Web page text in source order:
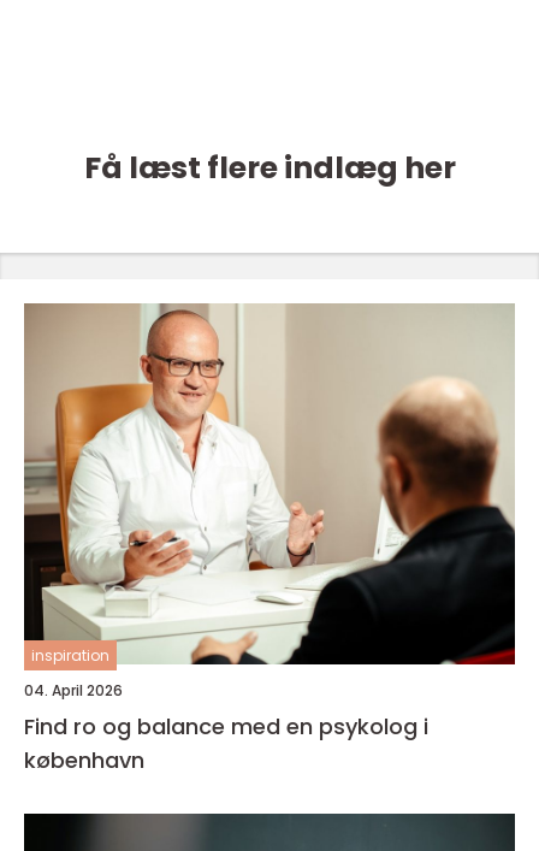
Få læst flere indlæg her
inspiration
04. April 2026
Find ro og balance med en psykolog i
københavn